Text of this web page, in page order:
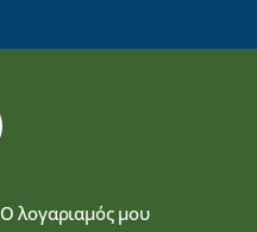
Ο λογαριαμός μου